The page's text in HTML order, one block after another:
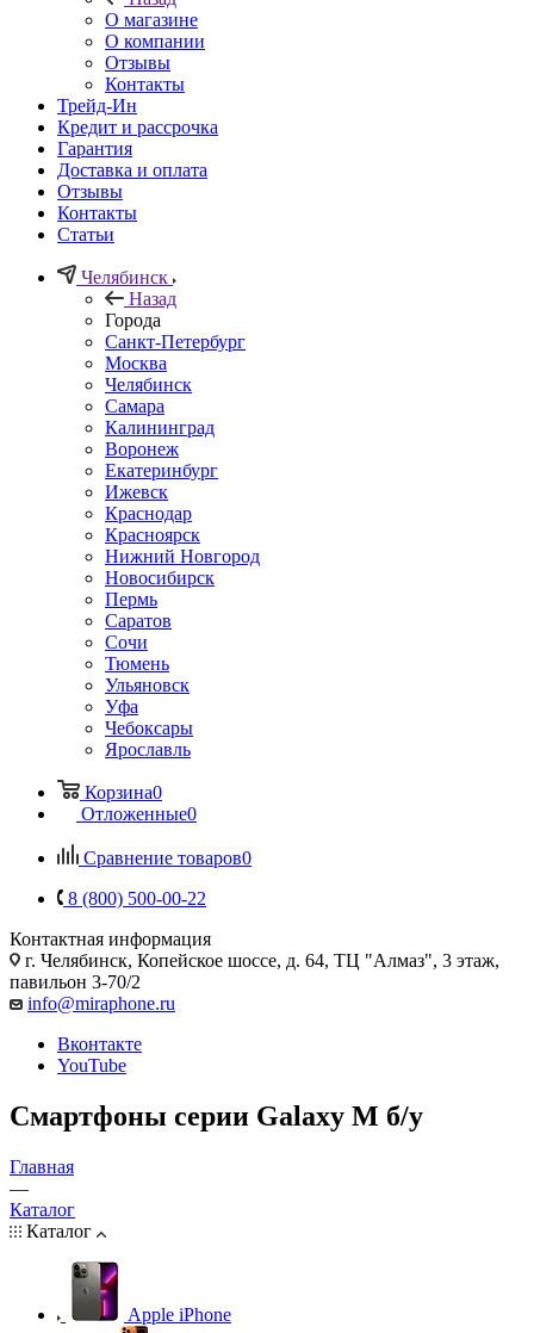
О магазине
О компании
Отзывы
Контакты
Трейд-Ин
Кредит и рассрочка
Гарантия
Доставка и оплата
Отзывы
Контакты
Статьи
Челябинск
Назад
Города
Санкт-Петербург
Москва
Челябинск
Самара
Калининград
Воронеж
Екатеринбург
Ижевск
Краснодар
Красноярск
Нижний Новгород
Новосибирск
Пермь
Саратов
Сочи
Тюмень
Ульяновск
Уфа
Чебоксары
Ярославль
Корзина0
Отложенные0
Сравнение товаров0
8 (800) 500-00-22
Контактная информация
г. Челябинск, Копейское шоссе, д. 64, ТЦ "Алмаз", 3 этаж,
павильон 3-70/2
info@miraphone.ru
Вконтакте
YouTube
Смартфоны серии Galaxy M б/у
Главная
—
Каталог
Каталог
Apple iPhone